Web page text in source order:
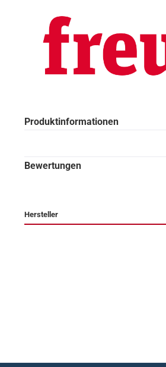
Produktinformationen
Bewertungen
Hersteller